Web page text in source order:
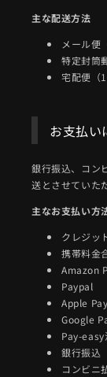
主な配送方法
メール便
特定封筒
宅配便（
お支払い
銀行振込、コン
送とさせていた
主なお支払い方
クレジッ
携帯料金
Amazon
Paypal
Apple Pay
Google
Pay-easy
銀行振込
コンビニ